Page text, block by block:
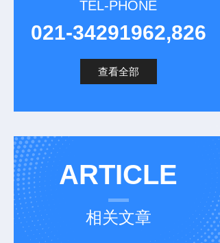
TEL-PHONE
021-34291962,826
查看全部
ARTICLE
相关文章